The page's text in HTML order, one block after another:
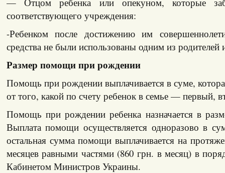
соответствующего учреждения:
-Ребенком после достижению им
средства не были использованы одним из родителей
Размер помощи при рождении
Помощь при рождении выплачивается в суме,
от того, какой по счету ребенок в семье — первый,
Помощь при рождении ребенка назначается в
Выплата помощи осуществляется одноразово в
остальная сумма помощи выплачивается на
месяцев равными частями (860 грн. в месяц) в
Кабинетом Министров Украины.